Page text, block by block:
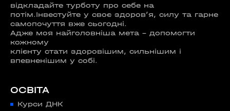
відкладайте турботу про себе на
потім.Інвестуйте у своє здоровʼя, силу та гарне
самопочуття вже сьогодні.
Адже моя найголовніша мета - допомогти
кожному
клієнту стати здоровішим, сильнішим і
впевненішим у собі.
ОСВІТА
Курси ДНК